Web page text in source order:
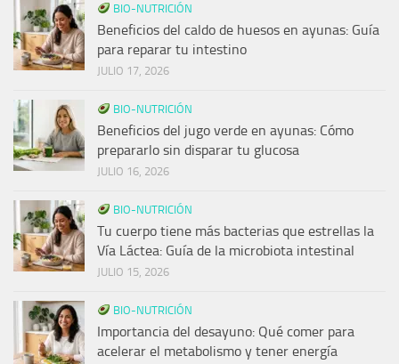
BIO-NUTRICIÓN
Beneficios del caldo de huesos en ayunas: Guía
para reparar tu intestino
JULIO 17, 2026
BIO-NUTRICIÓN
Beneficios del jugo verde en ayunas: Cómo
prepararlo sin disparar tu glucosa
JULIO 16, 2026
BIO-NUTRICIÓN
Tu cuerpo tiene más bacterias que estrellas la
Vía Láctea: Guía de la microbiota intestinal
JULIO 15, 2026
BIO-NUTRICIÓN
Importancia del desayuno: Qué comer para
acelerar el metabolismo y tener energía